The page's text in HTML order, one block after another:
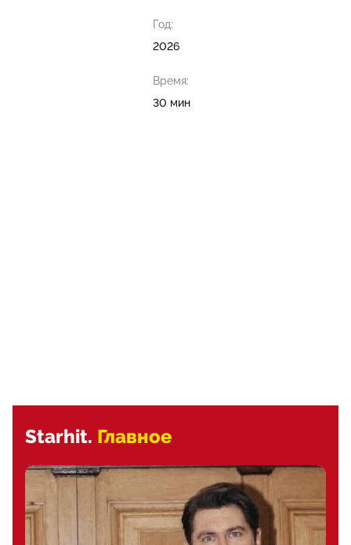
Год:
2026
Время:
30 мин
Starhit. Главное